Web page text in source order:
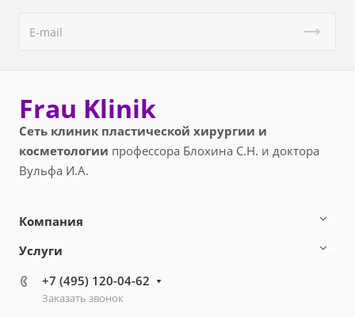
Frau Klinik
Сеть клиник пластической хирургии и
косметологии профессора Блохина С.Н. и доктора
Вульфа И.А.
Компания
Услуги
+7 (495) 120-04-62
Заказать звонок